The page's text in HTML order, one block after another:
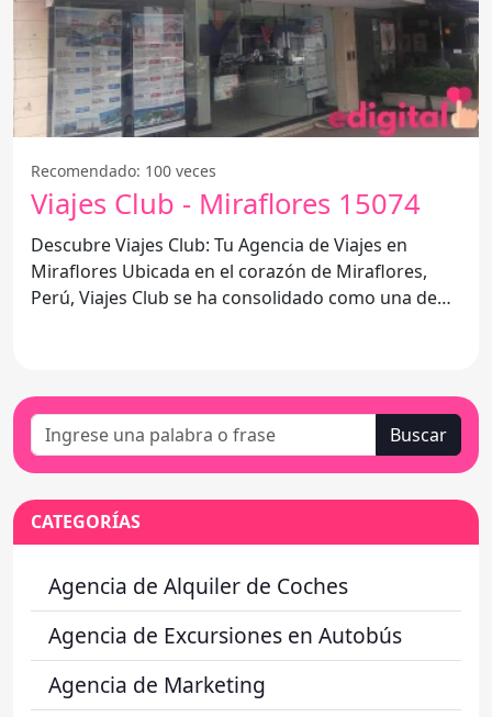
Recomendado: 100 veces
Viajes Club - Miraflores 15074
Descubre Viajes Club: Tu Agencia de Viajes en
Miraflores Ubicada en el corazón de Miraflores,
Perú, Viajes Club se ha consolidado como una de
Buscar
CATEGORÍAS
Agencia de Alquiler de Coches
Agencia de Excursiones en Autobús
Agencia de Marketing